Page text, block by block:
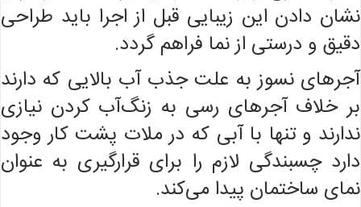
نشان دادن این زیبایی قبل از اجرا باید طراحی
دقیق و درستی از نما فراهم گردد.
آجرهای نسوز به علت جذب آب بالایی که دارند
بر خلاف آجرهای رسی به زنگ‌آب کردن نیازی
ندارند و تنها با آبی که در ملات پشت کار وجود
دارد چسبندگی لازم را برای قرارگیری به عنوان
نمای ساختمان پیدا می‌کند.